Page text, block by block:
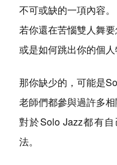
不可或缺的一項內容。
若你還在苦惱雙人舞要
或是如何跳出你的個人
那你缺少的，可能是
老師們都參與過許多相
對於Solo Jazz都有
法。